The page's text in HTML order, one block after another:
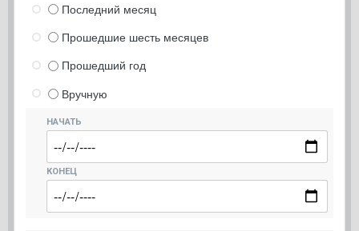
Последний месяц
Прошедшие шесть месяцев
Прошедший год
Вручную
НАЧАТЬ
КОНЕЦ